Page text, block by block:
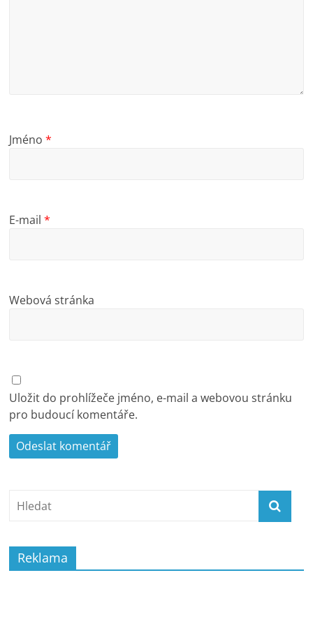
Jméno*
E-mail*
Webová stránka
Uložit do prohlížeče jméno, e-mail a webovou stránku
pro budoucí komentáře.
Reklama